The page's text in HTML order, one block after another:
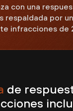
con una
respaldada por
infracciones de
de